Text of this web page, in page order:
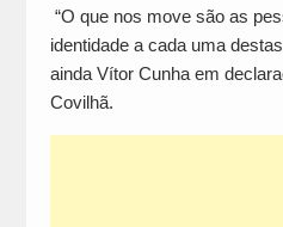
“O que nos move são as
identidade a cada uma
ainda Vítor Cunha em
Covilhã.